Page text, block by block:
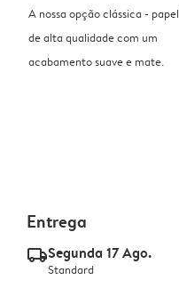
A nossa opção clássica - papel
de alta qualidade com um
acabamento suave e mate.
Entrega
delivery_standard_v2Segunda 17 Ago.
Standard